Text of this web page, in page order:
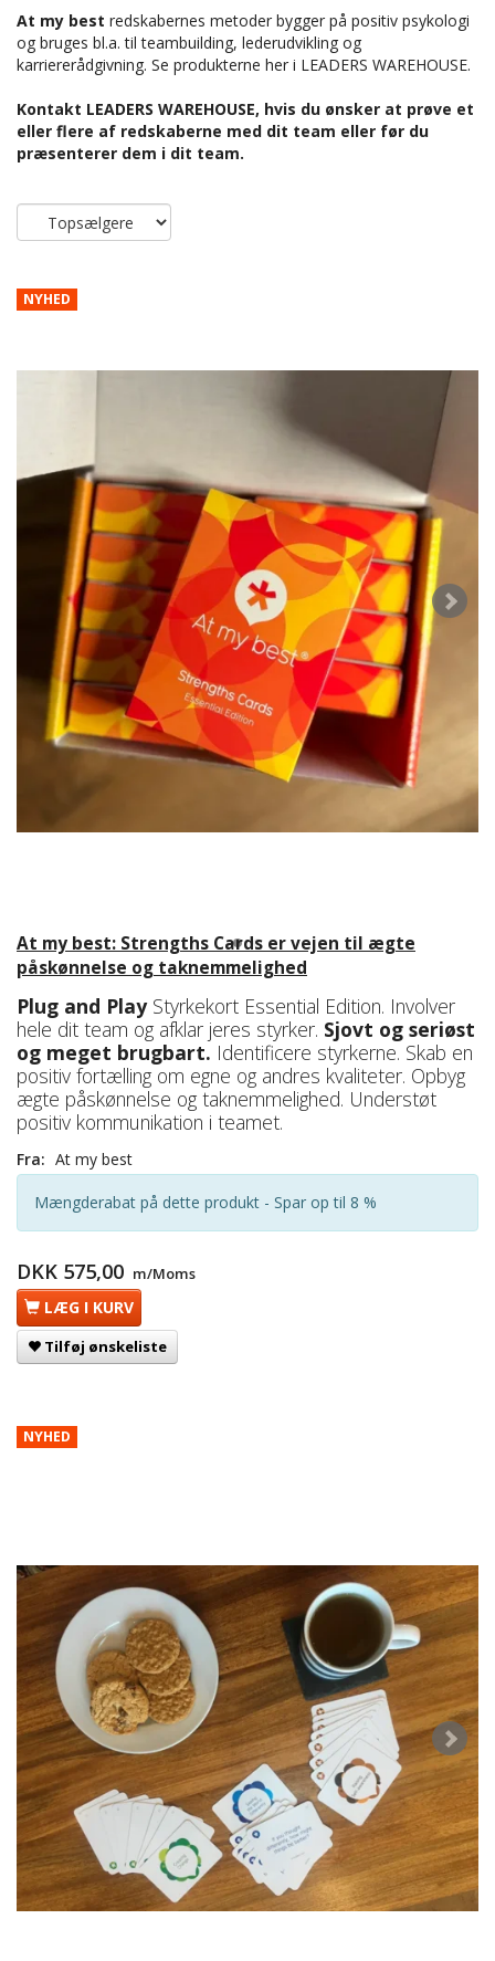
At my best redskabernes metoder bygger på positiv psykologi
og bruges bl.a. til teambuilding, lederudvikling og
karriererådgivning. Se produkterne her i LEADERS WAREHOUSE.
Kontakt LEADERS WAREHOUSE, hvis du ønsker at prøve et
eller flere af redskaberne med dit team eller før du
præsenterer dem i dit team.
NYHED
At my best: Strengths Cards er vejen til ægte
påskønnelse og taknemmelighed
Plug and Play Styrkekort Essential Edition. Involver
hele dit team og afklar jeres styrker. Sjovt og seriøst
og meget brugbart. Identificere styrkerne. Skab en
positiv fortælling om egne og andres kvaliteter. Opbyg
ægte påskønnelse og taknemmelighed. Understøt
positiv kommunikation i teamet.
Fra: At my best
Mængderabat på dette produkt - Spar op til 8 %
DKK 575,00 m/Moms
LÆG I KURV
Tilføj ønskeliste
NYHED